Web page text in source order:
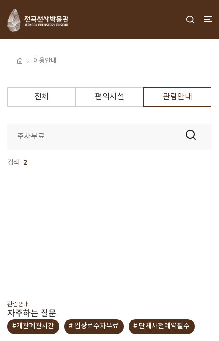
이용안내
전체 편의시설 관람안내
검색 2
관람안내
자주하는 질문
#개관폐관시간 # 입장료주차무료 # 단체사전예약필수